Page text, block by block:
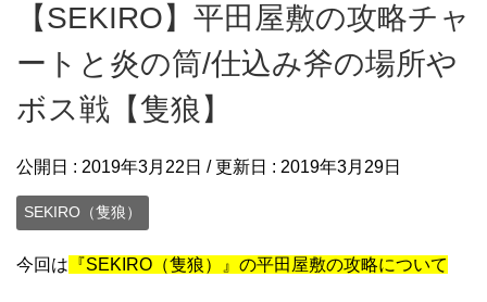
【SEKIRO】平田屋敷の攻略チャ
ートと炎の筒/仕込み斧の場所や
ボス戦【隻狼】
公開日 : 2019年3月22日 / 更新日 : 2019年3月29日
SEKIRO（隻狼）
今回は 『SEKIRO（隻狼）』の平田屋敷の攻略について